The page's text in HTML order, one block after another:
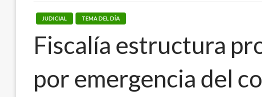
JUDICIAL TEMA DEL DÍA
Fiscalía estructura
por emergencia del